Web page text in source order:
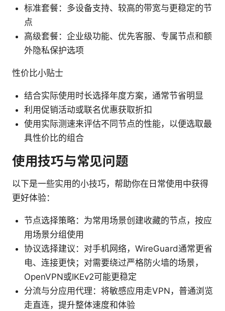
标准套餐：多设备支持、较高的带宽与更稳定的节
点
高级套餐：企业级功能、优先客服、专属节点和额
外隐私保护选项
性价比小贴士
结合实际使用时长选择年度方案，通常节省明显
利用促销活动或联名优惠获取折扣
使用实际测速来评估不同节点的性能，以便选取最
具性价比的组合
使用技巧与常见问题
以下是一些实用的小技巧，帮助你在日常使用中获得
更好体验：
节点选择策略：为常用场景创建收藏的节点，按应
用场景分组使用
协议选择建议：对手机网络，WireGuard通常更省
电、连接更快；对需要绕过严格防火墙的场景，
OpenVPN或IKEv2可能更稳定
分流与分应用代理：将敏感应用走VPN，普通浏览
走直连，提升整体速度和体验